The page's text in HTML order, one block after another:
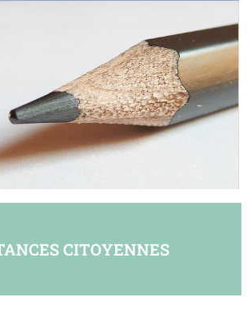
CITOYENNES